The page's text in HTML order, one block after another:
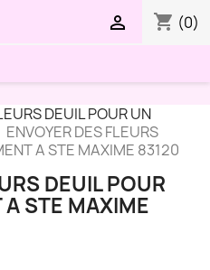
shopping_cart (0)

DEUIL POUR UN
ENVOYER DES FLEURS
A STE MAXIME 83120
DEUIL POUR
A STE MAXIME